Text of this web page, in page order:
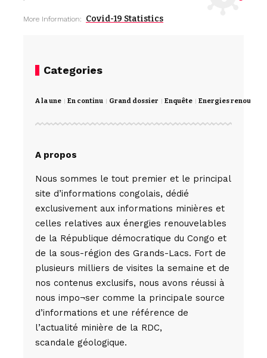
More Information: Covid-19 Statistics
Categories
A la une En continu Grand dossier Enquête Energies
A propos
Nous sommes le tout premier et le principal
site d’informations congolais, dédié
exclusivement aux informations minières et
celles relatives aux énergies renouvelables
de la République démocratique du Congo et
de la sous-région des Grands-Lacs. Fort de
plusieurs milliers de visites la semaine et de
nos contenus exclusifs, nous avons réussi à
nous impo¬ser comme la principale source
d’informations et une référence de
l’actualité minière de la RDC,
scandale géologique.